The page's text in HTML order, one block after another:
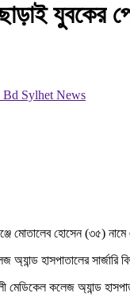
যুবকের
মোতালেব হোসেন (৩৫)
হাসপাতালের
কলেজ অ্যান্ড